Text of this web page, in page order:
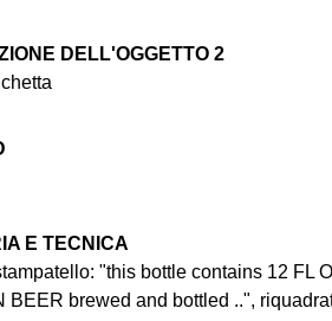
DELL'OGGETTO 2
E TECNICA
"this bottle contains 12 FL
BEER brewed and bottled ..",